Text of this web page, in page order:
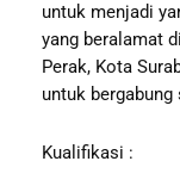
untuk menjadi
yang beralamat
Perak, Kota
untuk
Kualifikasi :